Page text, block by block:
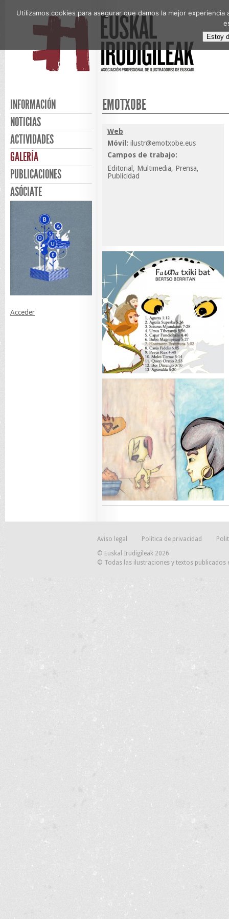
INFORMACIÓN
NOTICIAS
ACTIVIDADES
GALERÍA
PUBLICACIONES
ASÓCIATE
Acceder
EMOTXOBE
Web
Móvil: ilustr@emotxobe.eus
Campos de trabajo:
Editorial, Multimedia, Prensa,
Publicidad
Aviso legal Política de privacidad
© Euskal Irudigileak 2026
© Todas las ilustraciones y textos publicados
Utilizamos cookies para asegurar que damos la mejor
Estoy